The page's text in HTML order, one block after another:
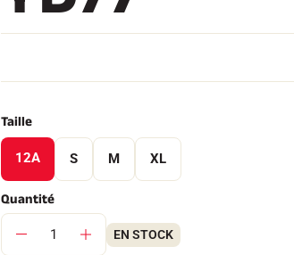
SKI DE FOND
Taille
12A S M XL
Quantité
EN STOCK